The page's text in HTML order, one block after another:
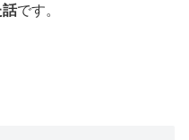
話です。